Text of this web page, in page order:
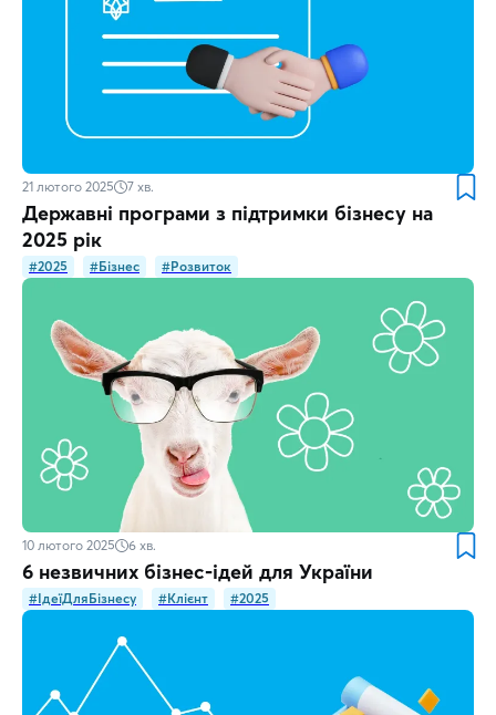
21 лютого 2025 7 хв.
Державні програми з підтримки бізнесу на
2025 рік
#2025 #Бізнес #Розвиток
10 лютого 2025 6 хв.
6 незвичних бізнес-ідей для України
#ІдеїДляБізнесу #Клієнт #2025